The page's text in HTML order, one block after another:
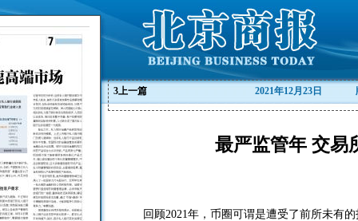
3上一篇 2021年12月23日
最严监管年 交易
回顾2021年，币圈可谓是遭受了前所未有的